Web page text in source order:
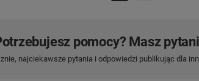
pomocy? Masz
najciekawsze pytania i odpowiedzi publikując dla